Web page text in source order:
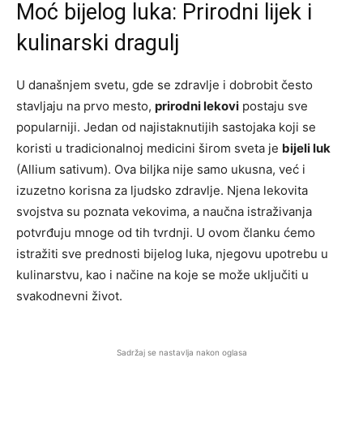
Moć bijelog luka: Prirodni lijek i
kulinarski dragulj
U današnjem svetu, gde se zdravlje i dobrobit često
stavljaju na prvo mesto, prirodni lekovi postaju sve
popularniji. Jedan od najistaknutijih sastojaka koji se
koristi u tradicionalnoj medicini širom sveta je bijeli luk
(Allium sativum). Ova biljka nije samo ukusna, već i
izuzetno korisna za ljudsko zdravlje. Njena lekovita
svojstva su poznata vekovima, a naučna istraživanja
potvrđuju mnoge od tih tvrdnji. U ovom članku ćemo
istražiti sve prednosti bijelog luka, njegovu upotrebu u
kulinarstvu, kao i načine na koje se može uključiti u
svakodnevni život.
Sadržaj se nastavlja nakon oglasa